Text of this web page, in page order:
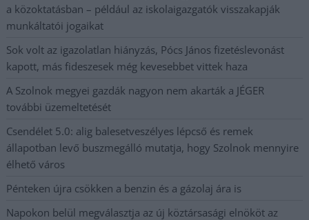
a közoktatásban – például az iskolaigazgatók visszakapják
munkáltatói jogaikat
Sok volt az igazolatlan hiányzás, Pócs János fizetéslevonást
kapott, más fideszesek még kevesebbet vittek haza
A Szolnok megyei gazdák nagyon nem akarták a JÉGER
további üzemeltetését
Csendélet 5.0: alig balesetveszélyes lépcső és remek
állapotban levő buszmegálló mutatja, hogy Szolnok mennyire
élhető város
Pénteken újra csökken a benzin és a gázolaj ára is
Napokon belül megválasztja az új köztársasági elnököt az